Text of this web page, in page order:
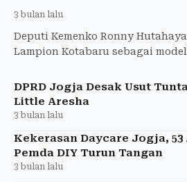
3 bulan lalu
Deputi Kemenko Ronny
Lampion Kotabaru sebagai
DPRD Jogja Desak Usut
Little Aresha
3 bulan lalu
Kekerasan Daycare Jogja,
Pemda DIY Turun Tangan
3 bulan lalu